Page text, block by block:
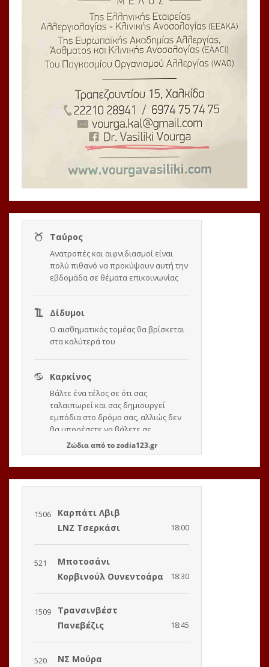
Ζώδιααπό τοzodia123.gr